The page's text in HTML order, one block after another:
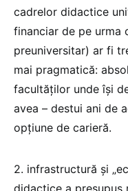
cadrelor didactice
financiar de pe urma
preuniversitar) ar fi
mai pragmatică:
facultăților unde își
avea – destui ani de
opțiune de carieră.
2. infrastructură și
didactice a presupus